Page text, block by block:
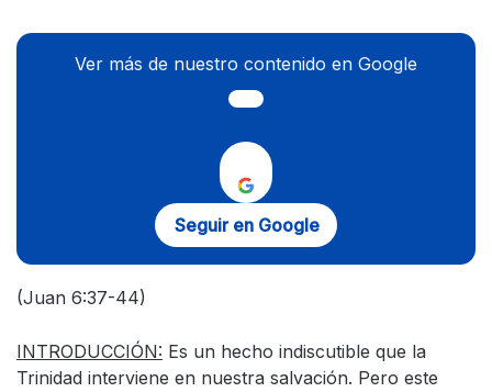
Ver más de nuestro contenido en Google
Seguir en Google
(Juan 6:37-44)
INTRODUCCIÓN: Es un hecho indiscutible que la
Trinidad interviene en nuestra salvación. Pero este